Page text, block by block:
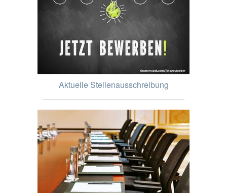
Aktuelle Stellenausschreibung